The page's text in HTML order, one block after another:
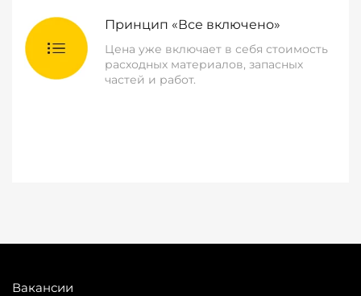
Принцип «Все включено»
Цена уже включает в себя стоимость
расходных материалов, запасных
частей и работ.
Вакансии